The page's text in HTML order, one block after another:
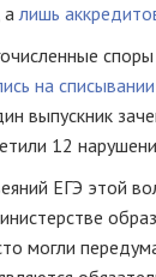
алишь
на списывании
выпускник
12
ЕГЭ этой
могли